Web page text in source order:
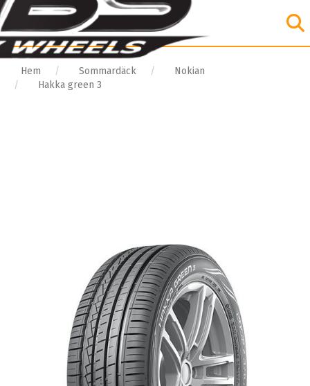
Hem Sommardäck
Nokian
Hakka green 3